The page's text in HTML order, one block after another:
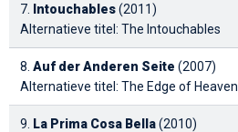
7. Intouchables(2011)
Alternatieve titel: The Intouchables
8. Auf der Anderen Seite (2007)
Alternatieve titel: The Edge of Heaven
9. La Prima Cosa Bella(2010)